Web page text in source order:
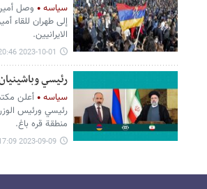
سیاسه
وصل
إلى طهران للقاء
الایرانیین.
2023-10-01 20:46
رئيسي
سیاسه
أعلن
رئیسي ورئیس
منطقة قره باغ.
2023-09-09 17:09